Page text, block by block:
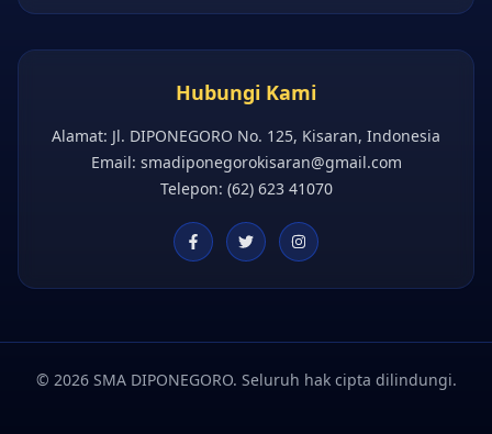
Hubungi Kami
Alamat: Jl. DIPONEGORO No. 125, Kisaran, Indonesia
Email: smadiponegorokisaran@gmail.com
Telepon: (62) 623 41070
© 2026 SMA DIPONEGORO. Seluruh hak cipta dilindungi.